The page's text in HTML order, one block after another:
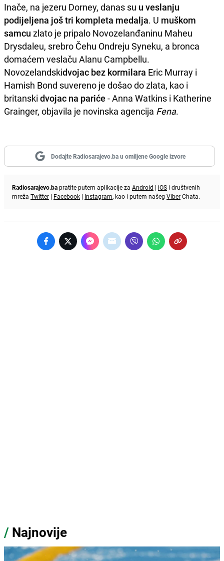
Inače, na jezeru Dorney, danas su u veslanju
podijeljena još tri kompleta medalja. U muškom
samcu zlato je pripalo Novozelanđaninu Maheu
Drysdaleu, srebro Čehu Ondreju Syneku, a bronca
domaćem veslaču Alanu Campbellu.
Novozelandskidvojac bez kormilara Eric Murray i
Hamish Bond suvereno je došao do zlata, kao i
britanski dvojac na pariće - Anna Watkins i Katherine
Grainger, objavila je novinska agencija Fena.
Dodajte Radiosarajevo.ba u omiljene Google izvore
Radiosarajevo.bapratite putem aplikacije za Android | iOS i društvenih
mreža Twitter | Facebook | Instagram, kao i putem našeg ViberChata.
/ Najnovije